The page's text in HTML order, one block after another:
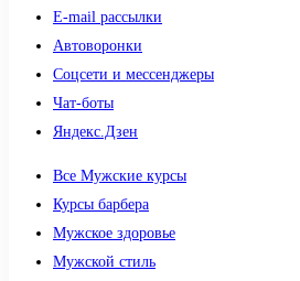
E-mail рассылки
Автоворонки
Соцсети и мессенджеры
Чат-боты
Яндекс.Дзен
Все Мужские курсы
Курсы барбера
Мужское здоровье
Мужской стиль